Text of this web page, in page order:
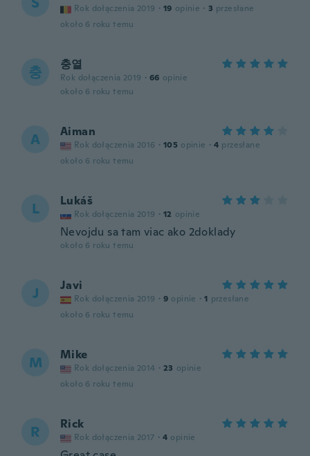
Rok dołączenia 2019 · 19 opinie · 3 przesłane
około 6 roku temu
충 충열
Rok dołączenia 2019 · 66 opinie
około 6 roku temu
A Aiman
Rok dołączenia 2016 · 105 opinie · 4 przesłane
około 6 roku temu
L Lukáš
Rok dołączenia 2019 · 12 opinie
Nevojdu sa tam viac ako 2doklady
około 6 roku temu
J Javi
Rok dołączenia 2019 · 9 opinie · 1 przesłane
około 6 roku temu
M Mike
Rok dołączenia 2014 · 23 opinie
około 6 roku temu
R Rick
Rok dołączenia 2017 · 4 opinie